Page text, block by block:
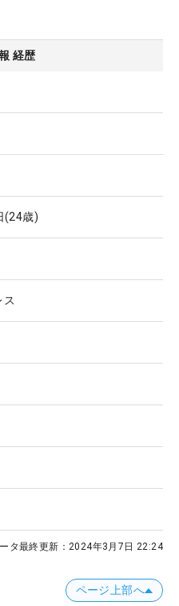
経歴
(24歳)
ス
タ最終更新： 2024年3月7日 22:24
ページ上部へ